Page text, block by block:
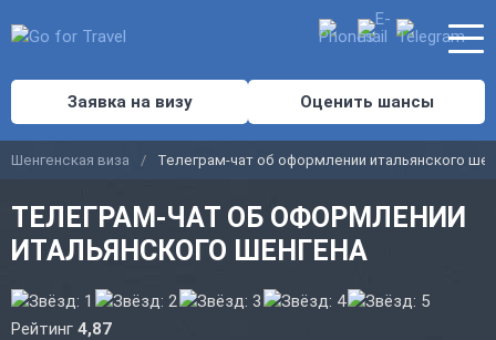
Заявка на визу Оценить шансы
Шенгенская виза Телеграм-чат об оформлении итальянского
ТЕЛЕГРАМ-ЧАТ ОБ ОФОРМЛЕНИИ
ИТАЛЬЯНСКОГО ШЕНГЕНА
Рейтинг 4,87